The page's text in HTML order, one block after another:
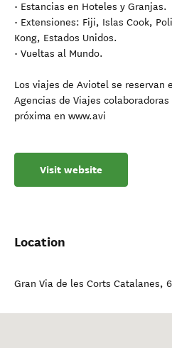
• Estancias en Hoteles y Granjas.
• Extensiones: Fiji, Islas Cook,
Kong, Estados Unidos.
• Vueltas al Mundo.
Los viajes de Aviotel se reservan
Agencias de Viajes
próxima en www.avi
Visit website
Location
Gran Via de les Corts Catalanes,